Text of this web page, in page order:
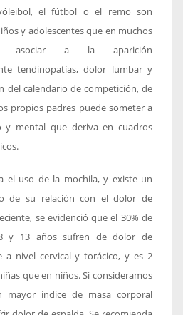
el fútbol o el remo son
y adolescentes que en muchos
asociar a la aparición
tendinopatías, dolor lumbar y
del calendario de competición, de
propios padres puede someter a
y mental que deriva en cuadros
el uso de la mochila, y existe un
de su relación con el dolor de
se evidenció que el 30% de
y 13 años sufren de dolor de
a nivel cervical y torácico, y es 2
que en niños. Si consideramos
mayor índice de masa corporal